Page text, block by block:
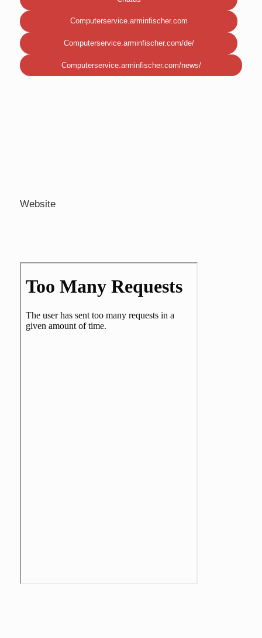
Computerservice.arminfischer.com
Computerservice.arminfischer.com/de/
Computerservice.arminfischer.com/news/
Website